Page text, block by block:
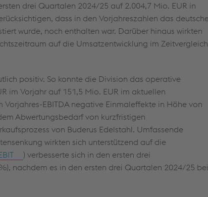
drei Quartalen 2024/25 auf 2.004,7 Mio. EUR in
dass in den Vorjahreszahlen das
wurde, noch enthalten war. Darüber hinaus wirkten
auf die Umsatzentwicklung im Zeitvergleich
positiv. So konnte die Division das operative
im Vorjahr auf 151,5 Mio. EUR im aktuellen
EBITDA negative Einmaleffekte in Höhe von
Abwertungsbedarf von kurzfristigen
von Buderus Edelstahl. Umfassende
wirkten sich unterstützend auf die
) verbesserte sich in den ersten drei
nachdem es in den ersten drei Quartalen 2024/25 bei